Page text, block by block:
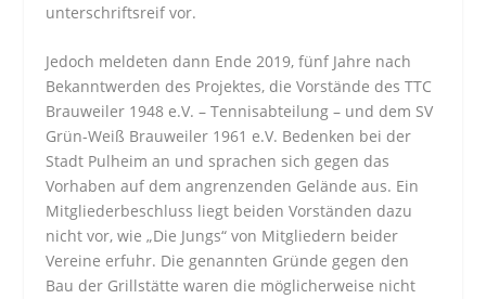
unterschriftsreif vor.
Jedoch meldeten dann Ende 2019, fünf Jahre nach
Bekanntwerden des Projektes, die Vorstände des TTC
Brauweiler 1948 e.V. – Tennisabteilung – und dem SV
Grün-Weiß Brauweiler 1961 e.V. Bedenken bei der
Stadt Pulheim an und sprachen sich gegen das
Vorhaben auf dem angrenzenden Gelände aus. Ein
Mitgliederbeschluss liegt beiden Vorständen dazu
nicht vor, wie „Die Jungs“ von Mitgliedern beider
Vereine erfuhr. Die genannten Gründe gegen den
Bau der Grillstätte waren die möglicherweise nicht